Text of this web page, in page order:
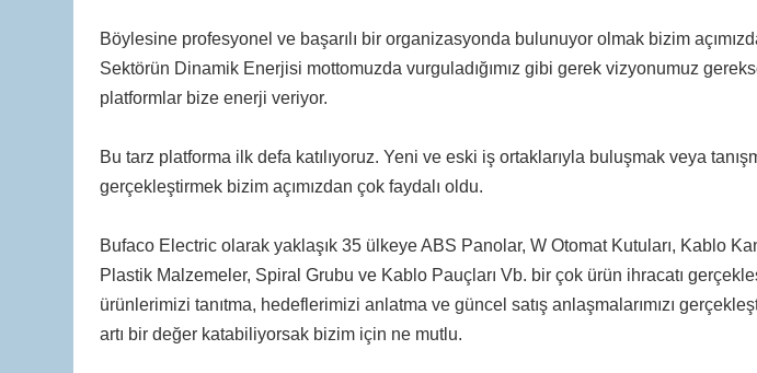
Böylesine profesyonel ve başarılı bir organizasyonda bulunuyor olmak bizim
Sektörün Dinamik Enerjisi mottomuzda vurguladığımız gibi gerek vizyonumuz
platformlar bize enerji veriyor.
Bu tarz platforma ilk defa katılıyoruz. Yeni ve eski iş ortaklarıyla buluşmak veya
gerçekleştirmek bizim açımızdan çok faydalı oldu.
Bufaco Electric olarak yaklaşık 35 ülkeye ABS Panolar, W Otomat Kutuları, Kablo
Plastik Malzemeler, Spiral Grubu ve Kablo Pauçları Vb. bir çok ürün ihracatı
ürünlerimizi tanıtma, hedeflerimizi anlatma ve güncel satış anlaşmalarımızı
artı bir değer katabiliyorsak bizim için ne mutlu.